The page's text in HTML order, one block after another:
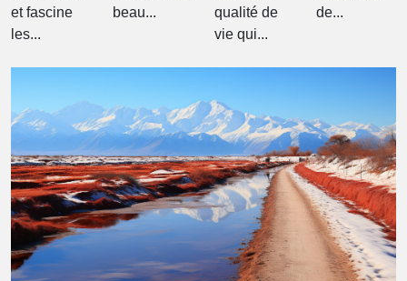
et fascine
les...
beau...
qualité de
vie qui...
de...